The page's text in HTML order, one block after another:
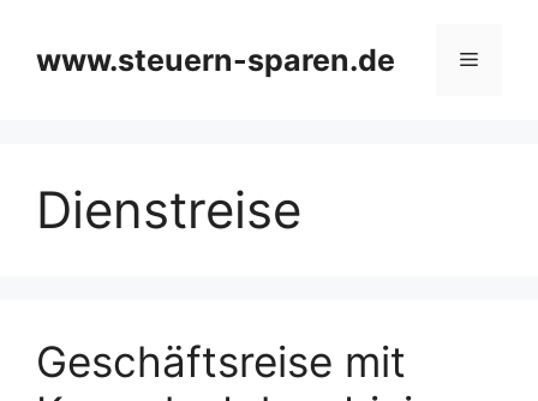
springen
www.steuern-sparen.de Menü
Dienstreise
Geschäftsreise mit